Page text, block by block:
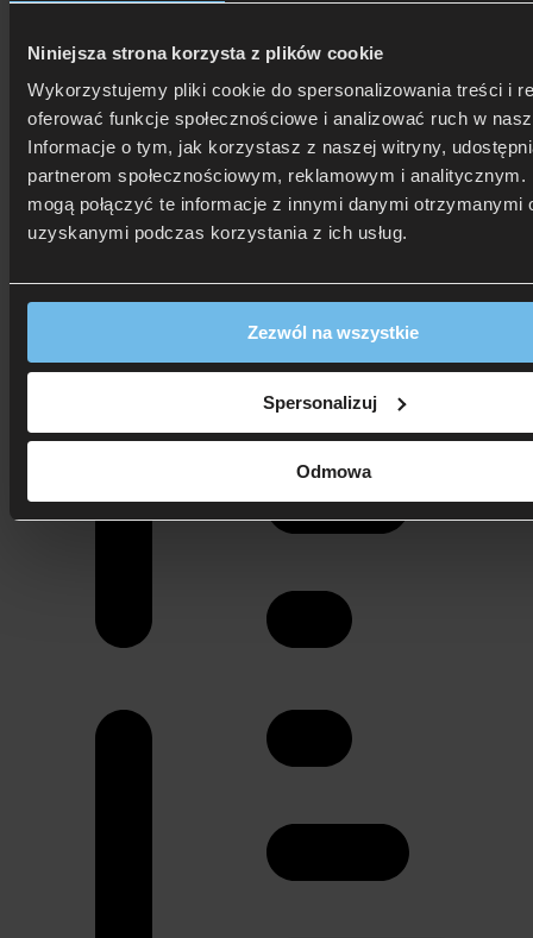
Niniejsza strona korzysta z plików cookie
Wykorzystujemy pliki cookie do spersonalizowania treści i
oferować funkcje społecznościowe i analizować ruch w
Informacje o tym, jak korzystasz z naszej witryny,
partnerom społecznościowym, reklamowym i analitycznym.
mogą połączyć te informacje z innymi danymi otrzymanymi
uzyskanymi podczas korzystania z ich usług.
Zezwól na wszystkie
Spersonalizuj
Odmowa
3 stycznia 2026
Pokaż spis treści